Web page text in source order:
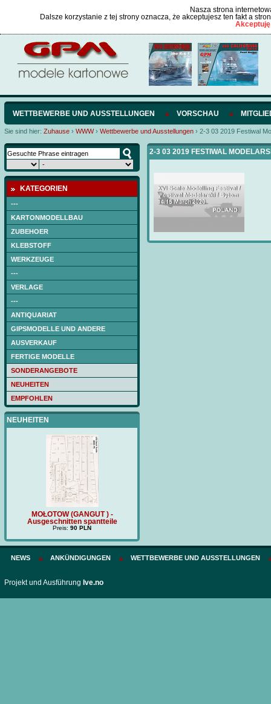
Nasza strona
Dalsze korzystanie z tej strony oznacza, że akceptujesz ten fakt a
WETTBEWERBE UND AUSSTELLUNGEN VORSCHAU
Sie sind hier: Zuhause › WWW › Wettbewerbe und Ausstellungen › 2-3 03 2019 Festiwal
KATEGORIEN
---
KARTONMODELLBAU
ZUBEHOER
KLEBSTOFF
WERKZEUGE
---
VERLAGE
---
ANTIQUARIAT
GIPSMODELLE UND ANDERE
AUSVERKAUF
FERTIGE MODELLE
SONDERANGEBOTE
NEUHEITEN
EMPFOHLEN
NEUHEITEN
MOŁOTOW (GANGUT ) -
Ausgeschnitten spantteile
Preis: 90 PLN
2-3 03 2019 FESTIWAL
NEWS ANKÜNDIGUNGEN WETTBEWERBE UND AUSSTELLUNGEN
Projekt und Ausführung Ive.no